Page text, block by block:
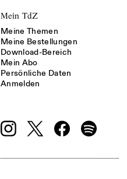
Mein TdZ
Meine Themen
Meine Bestellungen
Download-Bereich
Mein Abo
Persönliche Daten
Anmelden